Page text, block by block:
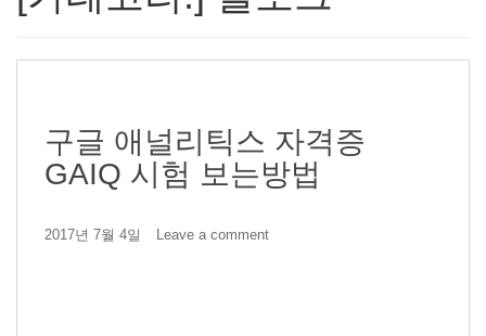
구글 애널리틱스 자격증
GAIQ 시험 보는방법
2017년 7월 4일 Leave a comment